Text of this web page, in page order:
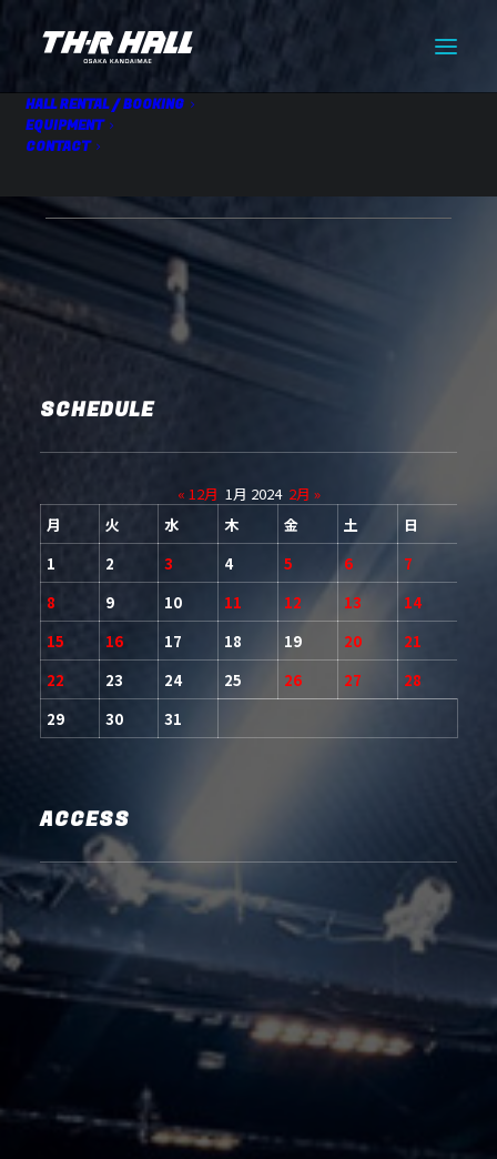
HALL RENTAL / BOOKING
EQUIPMENT
CONTACT
SCHEDULE
« 12月 1月 2024 2月 »
月
火 水 木 金 土
日
1
2 3 4 5 6
7
8
9 10 11 12 13
14
15
16 17 18 19 20
21
22
23 24 25 26 27
28
29
30 31
ACCESS